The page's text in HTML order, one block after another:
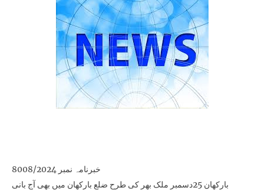
خبرنامہ نمبر 8008/2024
بارکھان 25دسمبر ملک بھر کی طرح ضلع بارکھان میں بھی آج بانی